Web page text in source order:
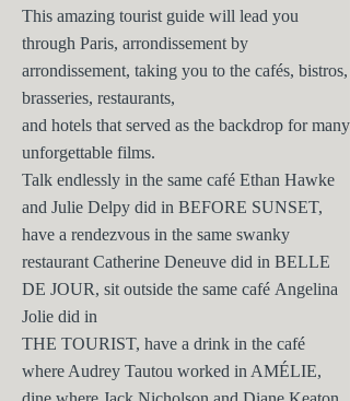
This amazing tourist guide will lead you
through Paris, arrondissement by
arrondissement, taking you to the cafés, bistros,
brasseries, restaurants,
and hotels that served as the backdrop for many
unforgettable films.
Talk endlessly in the same café Ethan Hawke
and Julie Delpy did in BEFORE SUNSET,
have a rendezvous in the same swanky
restaurant Catherine Deneuve did in BELLE
DE JOUR, sit outside the same café Angelina
Jolie did in
THE TOURIST, have a drink in the café
where Audrey Tautou worked in AMÉLIE,